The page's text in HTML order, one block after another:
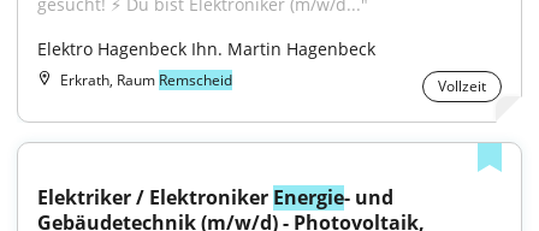
Elektro Hagenbeck Ihn. Martin Hagenbeck
Erkrath, Raum Remscheid Vollzeit
Elektriker / Elektroniker Energie- und
Gebäudetechnik (m/w/d) - Photovoltaik,